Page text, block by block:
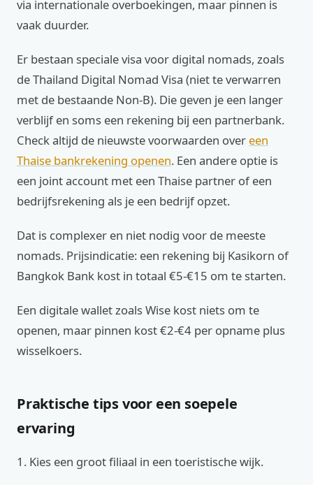
via internationale overboekingen, maar pinnen is
vaak duurder.
Er bestaan speciale visa voor digital nomads, zoals
de Thailand Digital Nomad Visa (niet te verwarren
met de bestaande Non‑B). Die geven je een langer
verblijf en soms een rekening bij een partnerbank.
Check altijd de nieuwste voorwaarden over een
Thaise bankrekening openen. Een andere optie is
een joint account met een Thaise partner of een
bedrijfsrekening als je een bedrijf opzet.
Dat is complexer en niet nodig voor de meeste
nomads. Prijsindicatie: een rekening bij Kasikorn of
Bangkok Bank kost in totaal €5‑€15 om te starten.
Een digitale wallet zoals Wise kost niets om te
openen, maar pinnen kost €2‑€4 per opname plus
wisselkoers.
Praktische tips voor een soepele
ervaring
1. Kies een groot filiaal in een toeristische wijk.